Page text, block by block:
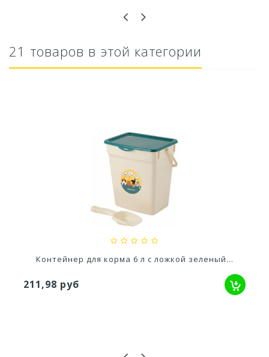
Ускоритель компоста 60гр
21 товаров в этой категории
Контейнер для корма 6 л с ложкой зеленый...
211,98 руб